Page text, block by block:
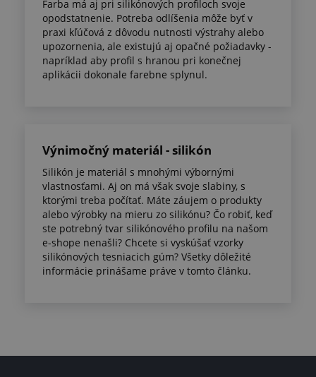
Farba má aj pri silikónových profiloch svoje
opodstatnenie. Potreba odlíšenia môže byť v
praxi kľúčová z dôvodu nutnosti výstrahy alebo
upozornenia, ale existujú aj opačné požiadavky -
napríklad aby profil s hranou pri konečnej
aplikácii dokonale farebne splynul.
Výnimočný materiál - silikón
Silikón je materiál s mnohými výbornými
vlastnosťami. Aj on má však svoje slabiny, s
ktorými treba počítať. Máte záujem o produkty
alebo výrobky na mieru zo silikónu? Čo robiť, keď
ste potrebný tvar silikónového profilu na našom
e-shope nenašli? Chcete si vyskúšať vzorky
silikónových tesniacich gúm? Všetky dôležité
informácie prinášame práve v tomto článku.